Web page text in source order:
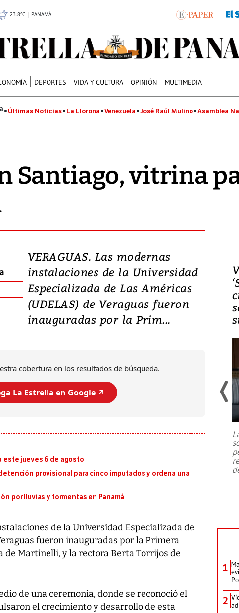
23.8°C | PANAMÁ
DEPORTES VIDA Y CULTURA OPINIÓN MULTIMEDIA
Últimas Noticias La Llorona Venezuela José Raúl Mulino Asamblea
Santiago, vitrina
VERAGUAS. Las modernas
instalaciones de la Universidad
Especializada de Las Américas
(UDELAS) de Veraguas fueron
inauguradas por la Prim...
cobertura en los resultados de búsqueda.
La Estrella en Google ↗️
este jueves 6 de agosto
provisional para cinco imputados y ordena una
por lluvias y tormentas en Panamá
de la Universidad Especializada de
fueron inauguradas por la Primera
de Martinelli, y la rectora Berta Torrijos de
de una ceremonia, donde se reconoció el
el crecimiento y desarrollo de esta
Video, Japón: Terremoto
deja heridos y graves
daños en Kumamoto
al sur de Japón, provocando una
1
2